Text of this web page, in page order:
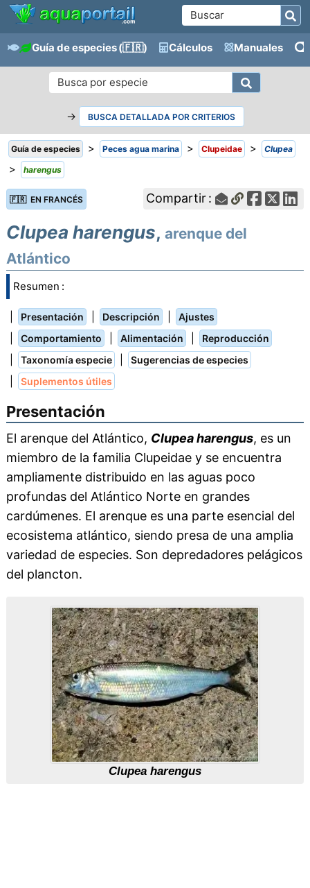
Guía de especies(🇫🇷) Cálculos Manuales
→ BUSCA DETALLADA POR CRITERIOS
Guía de especies > Peces agua marina > Clupeidae > Clupea
> harengus
🇫🇷 EN FRANCÉS Compartir :
Clupea harengus, arenque del
Atlántico
Resumen :
Presentación Descripción Ajustes
Comportamiento Alimentación Reproducción
Taxonomía especie Sugerencias de especies
Suplementos útiles
Presentación
El arenque del Atlántico, Clupea harengus, es un
miembro de la familia Clupeidae y se encuentra
ampliamente distribuido en las aguas poco
profundas del Atlántico Norte en grandes
cardúmenes. El arenque es una parte esencial del
ecosistema atlántico, siendo presa de una amplia
variedad de especies. Son depredadores pelágicos
del plancton.
Clupea harengus